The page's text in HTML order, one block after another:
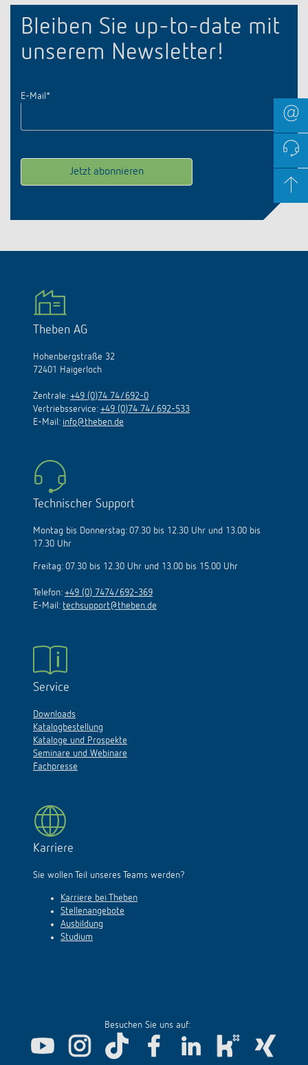
Bleiben Sie up-to-date mit
unserem Newsletter!
E-Mail *
Theben AG
Hohenbergstraße 32
72401 Haigerloch
Zentrale: +49 (0)74 74/692-0
Vertriebsservice: +49 (0)74 74/ 692-533
E-Mail: info@theben.de
Technischer Support
Montag bis Donnerstag: 07.30 bis 12.30 Uhr und 13.00 bis
17.30 Uhr
Freitag: 07.30 bis 12.30 Uhr und 13.00 bis 15.00 Uhr
Telefon: +49 (0) 7474/692-369
E-Mail: techsupport@theben.de
Service
Downloads
Katalogbestellung
Kataloge und Prospekte
Seminare und Webinare
Fachpresse
Karriere
Sie wollen Teil unseres Teams werden?
Karriere bei Theben
Stellenangebote
Ausbildung
Studium
Besuchen Sie uns auf: